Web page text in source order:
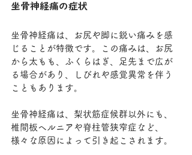
坐骨神経痛の症状
坐骨神経痛は、お尻や脚に鋭い痛みを感
じることが特徴です。この痛みは、お尻
から太もも、ふくらはぎ、足先まで広が
る場合があり、しびれや感覚異常を伴う
こともあります。
坐骨神経痛は、梨状筋症候群以外にも、
椎間板ヘルニアや脊柱管狭窄症など、
様々な原因によって引き起こされます。